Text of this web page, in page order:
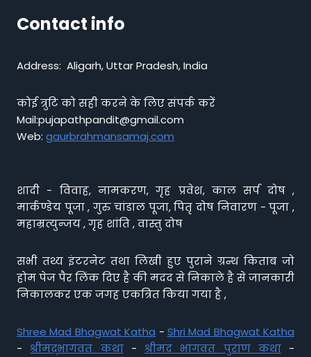
Contact info
Address: Aligarh, Uttar Pradesh, India
कोई त्रुटि को सही करने के लिए संपर्क करें
Mail:pujapathpandit@gmail.com
Web: gaurbrahmansamaj.com
शादी - विवाह, नामकरण, गृह प्रवेश, काल सर्प दोष ,
मार्कण्डेय पूजा , गुरु चांडाल पूजा, पितृ दोष निवारण - पूजा ,
महाम्रत्युन्जय , गृह शांति , वास्तु दोष
सभी तथ्य इंटरनेट तथा लिखी हुए पुराने ग्रन्थ किताब जो
होम पेज पैर लिंक दिए है की मदद से निकाले है से जानकारी
निकालकर एक जगह एकत्रित किया गया है ,
Shree Mad Bhagwat Katha - Shri Mad Bhagwat Katha
- श्रीमद्भागवत कथा- श्रीमद भागवत पुराण कथा-